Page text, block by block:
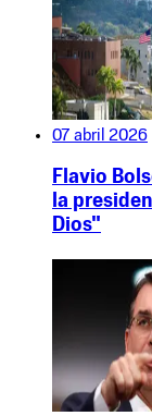
07 abril 2026
Flavio
la
Dios"